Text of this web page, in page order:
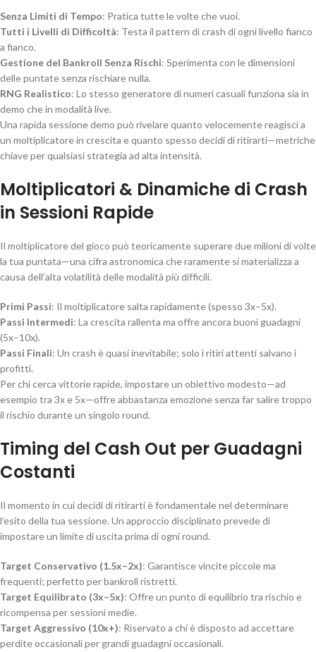
Senza Limiti di Tempo: Pratica tutte le volte che vuoi.
Tutti i Livelli di Difficoltà: Testa il pattern di crash di ogni livello fianco
a fianco.
Gestione del Bankroll Senza Rischi: Sperimenta con le dimensioni
delle puntate senza rischiare nulla.
RNG Realistico: Lo stesso generatore di numeri casuali funziona sia in
demo che in modalità live.
Una rapida sessione demo può rivelare quanto velocemente reagisci a
un moltiplicatore in crescita e quanto spesso decidi di ritirarti—metriche
chiave per qualsiasi strategia ad alta intensità.
Moltiplicatori & Dinamiche di Crash
in Sessioni Rapide
Il moltiplicatore del gioco può teoricamente superare due milioni di volte
la tua puntata—una cifra astronomica che raramente si materializza a
causa dell’alta volatilità delle modalità più difficili.
Primi Passi: Il moltiplicatore salta rapidamente (spesso 3x–5x).
Passi Intermedi: La crescita rallenta ma offre ancora buoni guadagni
(5x–10x).
Passi Finali: Un crash è quasi inevitabile; solo i ritiri attenti salvano i
profitti.
Per chi cerca vittorie rapide, impostare un obiettivo modesto—ad
esempio tra 3x e 5x—offre abbastanza emozione senza far salire troppo
il rischio durante un singolo round.
Timing del Cash Out per Guadagni
Costanti
Il momento in cui decidi di ritirarti è fondamentale nel determinare
l’esito della tua sessione. Un approccio disciplinato prevede di
impostare un limite di uscita prima di ogni round.
Target Conservativo (1.5x–2x): Garantisce vincite piccole ma
frequenti; perfetto per bankroll ristretti.
Target Equilibrato (3x–5x): Offre un punto di equilibrio tra rischio e
ricompensa per sessioni medie.
Target Aggressivo (10x+): Riservato a chi è disposto ad accettare
perdite occasionali per grandi guadagni occasionali.